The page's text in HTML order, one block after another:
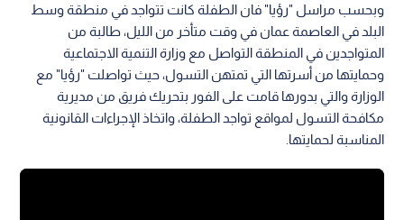
وبحسب مراسل "رؤيا" فان الطفلة كانت تتواجد في منطقة وسط
البلد في العاصمة عمان في وقت متأخر من الليل، طالبة من
المتواجدين في المنطقة التواصل مع وزارة التنمية الاجتماعية
وحمايتها من أسرتها التي تمتهن التسول، حيث تواصلت "رؤيا" مع
الوزارة والتي بدورها قامت على الفور بتحريك فريق من مديرية
مكافحة التسول لمواقع تواجد الطفلة، واتخاذ الإجراءات القانونية
المناسبة لحمايتها.